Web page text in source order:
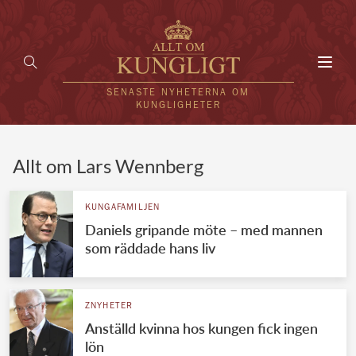
SENASTE NYHETERNA OM
KUNGLIGHETER
UTLÄNDSKT
VÄRLDENS KUNGAHUS
Svenska kungahuset
Allt om Lars Wennberg
KUNGAFAMILJEN
Daniels gripande möte – med mannen
som räddade hans liv
ZNYHETER
Anställd kvinna hos kungen fick ingen
lön